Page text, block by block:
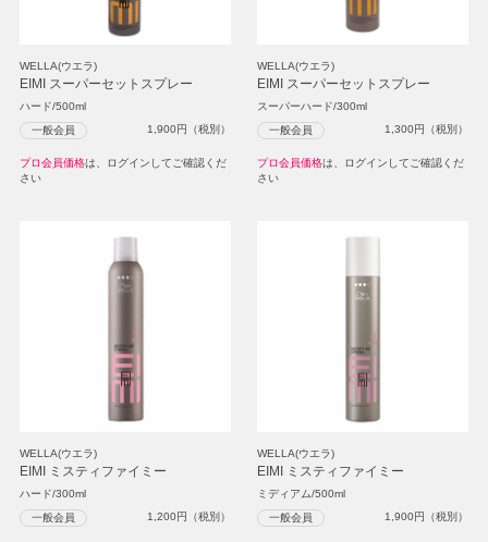
WELLA(ウエラ)
EIMI スーパーセットスプレー
ハード/500ml
一般会員 1,900円（税別）
プロ会員価格は、ログインしてご確認くだ
さい
WELLA(ウエラ)
EIMI スーパーセットスプレー
スーパーハード/300ml
一般会員 1,300円（税別）
プロ会員価格は、ログインしてご確認くだ
さい
WELLA(ウエラ)
EIMI ミスティファイミー
ハード/300ml
一般会員 1,200円（税別）
WELLA(ウエラ)
EIMI ミスティファイミー
ミディアム/500ml
一般会員 1,900円（税別）